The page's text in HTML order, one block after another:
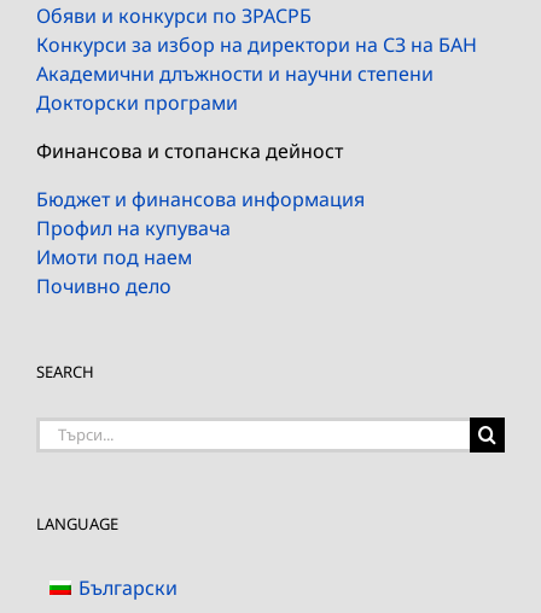
Обяви и конкурси по ЗРАСРБ
Конкурси за избор на директори на СЗ на БАН
Академични длъжности и научни степени
Докторски програми
Финансова и стопанска дейност
Бюджет и финансова информация
Профил на купувача
Имоти под наем
Почивно дело
SEARCH
Търсене
LANGUAGE
Български